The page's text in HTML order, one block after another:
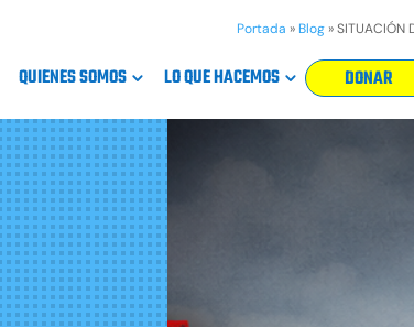
Portada » Blog »SITUACIÓN
QUIENES SOMOS LO QUE HACEMOS DONAR